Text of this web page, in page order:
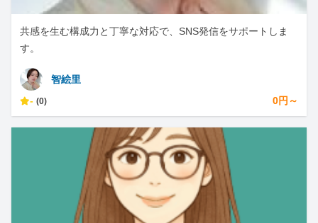
共感を生む構成力と丁寧な対応で、SNS発信をサポートしま
す。
智絵里
- (0) 0円～